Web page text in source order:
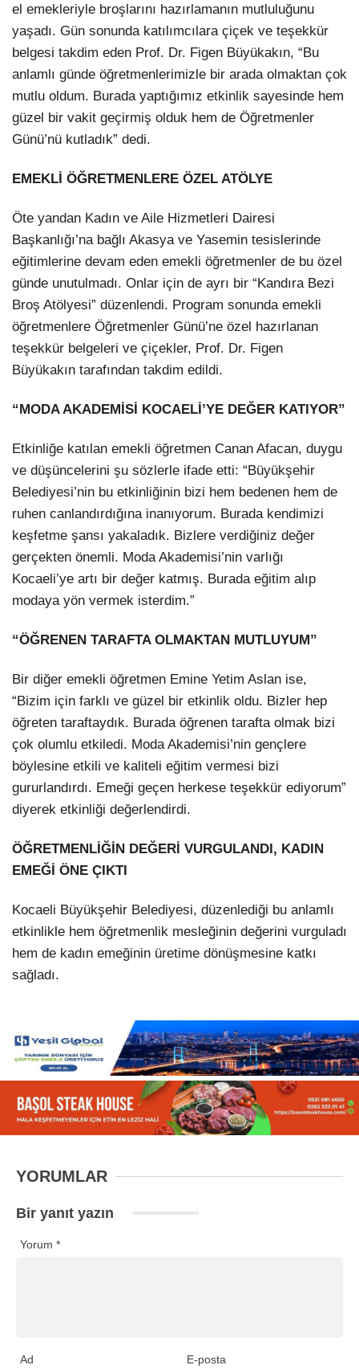
el emekleriyle broşlarını hazırlamanın mutluluğunu
yaşadı. Gün sonunda katılımcılara çiçek ve teşekkür
belgesi takdim eden Prof. Dr. Figen Büyükakın, “Bu
anlamlı günde öğretmenlerimizle bir arada olmaktan çok
mutlu oldum. Burada yaptığımız etkinlik sayesinde hem
güzel bir vakit geçirmiş olduk hem de Öğretmenler
Günü’nü kutladık” dedi.
EMEKLİ ÖĞRETMENLERE ÖZEL ATÖLYE
Öte yandan Kadın ve Aile Hizmetleri Dairesi
Başkanlığı’na bağlı Akasya ve Yasemin tesislerinde
eğitimlerine devam eden emekli öğretmenler de bu özel
günde unutulmadı. Onlar için de ayrı bir “Kandıra Bezi
Broş Atölyesi” düzenlendi. Program sonunda emekli
öğretmenlere Öğretmenler Günü’ne özel hazırlanan
teşekkür belgeleri ve çiçekler, Prof. Dr. Figen
Büyükakın tarafından takdim edildi.
“MODA AKADEMİSİ KOCAELİ’YE DEĞER KATIYOR”
Etkinliğe katılan emekli öğretmen Canan Afacan, duygu
ve düşüncelerini şu sözlerle ifade etti: “Büyükşehir
Belediyesi’nin bu etkinliğinin bizi hem bedenen hem de
ruhen canlandırdığına inanıyorum. Burada kendimizi
keşfetme şansı yakaladık. Bizlere verdiğiniz değer
gerçekten önemli. Moda Akademisi’nin varlığı
Kocaeli’ye artı bir değer katmış. Burada eğitim alıp
modaya yön vermek isterdim.”
“ÖĞRENEN TARAFTA OLMAKTAN MUTLUYUM”
Bir diğer emekli öğretmen Emine Yetim Aslan ise,
“Bizim için farklı ve güzel bir etkinlik oldu. Bizler hep
öğreten taraftaydık. Burada öğrenen tarafta olmak bizi
çok olumlu etkiledi. Moda Akademisi’nin gençlere
böylesine etkili ve kaliteli eğitim vermesi bizi
gururlandırdı. Emeği geçen herkese teşekkür ediyorum”
diyerek etkinliği değerlendirdi.
ÖĞRETMENLİĞİN DEĞERİ VURGULANDI, KADIN
EMEĞİ ÖNE ÇIKTI
Kocaeli Büyükşehir Belediyesi, düzenlediği bu anlamlı
etkinlikle hem öğretmenlik mesleğinin değerini vurguladı
hem de kadın emeğinin üretime dönüşmesine katkı
sağladı.
YORUMLAR
Bir yanıt yazın
Yorum *
Ad E-posta